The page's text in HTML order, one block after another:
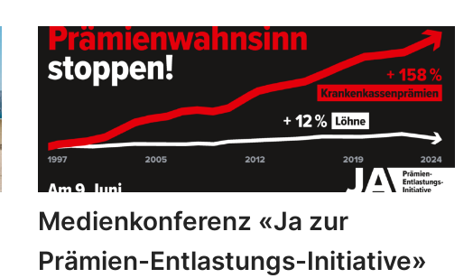
Medienkonferenz «Ja zur
Prämien-Entlastungs-Initiative»